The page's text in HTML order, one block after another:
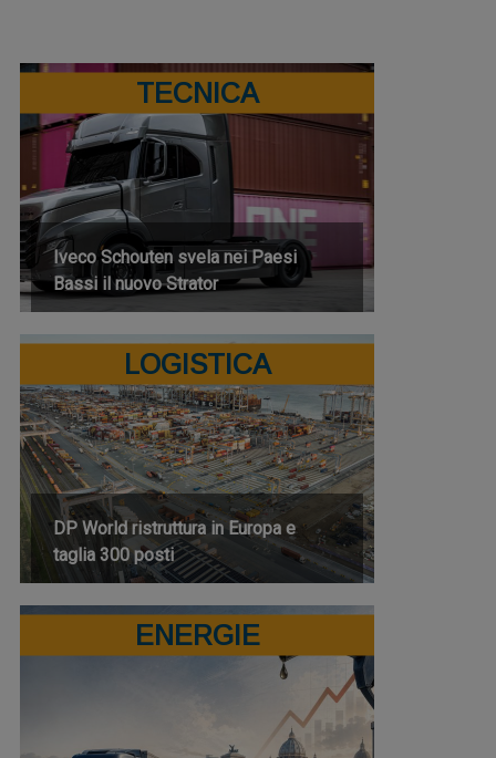
TECNICA
Iveco Schouten svela nei Paesi
Bassi il nuovo Strator
LOGISTICA
DP World ristruttura in Europa e
taglia 300 posti
ENERGIE